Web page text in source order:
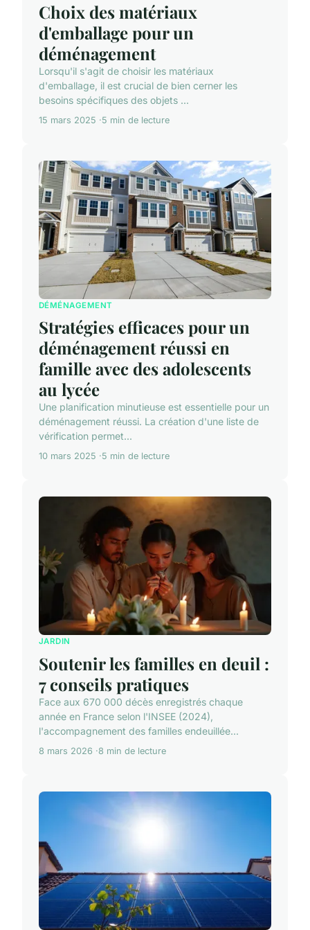
Choix des matériaux
d'emballage pour un
déménagement
Lorsqu'il s'agit de choisir les matériaux
d'emballage, il est crucial de bien cerner les
besoins spécifiques des objets ...
15 mars 2025 5 min de lecture
DÉMÉNAGEMENT
Stratégies efficaces pour un
déménagement réussi en
famille avec des adolescents
au lycée
Une planification minutieuse est essentielle pour un
déménagement réussi. La création d'une liste de
vérification permet...
10 mars 2025 5 min de lecture
JARDIN
Soutenir les familles en deuil :
7 conseils pratiques
Face aux 670 000 décès enregistrés chaque
année en France selon l'INSEE (2024),
l'accompagnement des familles endeuillée...
8 mars 2026 8 min de lecture